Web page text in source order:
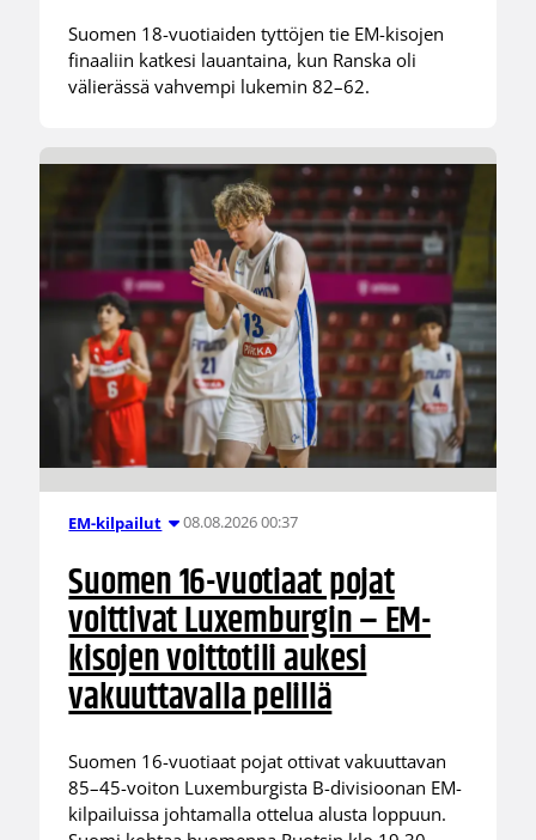
Suomen 18-vuotiaiden tyttöjen tie EM-kisojen
finaaliin katkesi lauantaina, kun Ranska oli
välierässä vahvempi lukemin 82–62.
EM-kilpailut 08.08.2026 00:37
Suomen 16-vuotiaat pojat
voittivat Luxemburgin – EM-
kisojen voittotili aukesi
vakuuttavalla pelillä
Suomen 16-vuotiaat pojat ottivat vakuuttavan
85–45-voiton Luxemburgista B-divisioonan EM-
kilpailuissa johtamalla ottelua alusta loppuun.